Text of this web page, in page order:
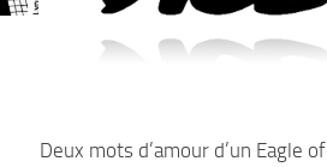
Deux mots d’amour d’un Eagle of